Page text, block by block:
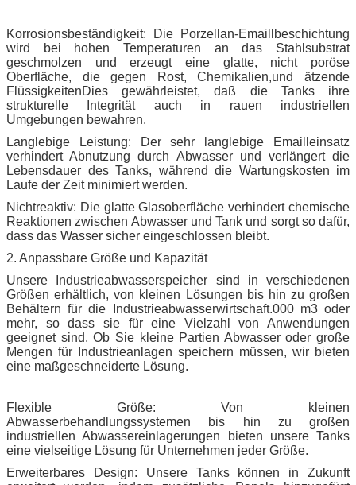
Korrosionsbeständigkeit: Die Porzellan-Emaillbeschichtung
wird bei hohen Temperaturen an das Stahlsubstrat
geschmolzen und erzeugt eine glatte, nicht poröse
Oberfläche, die gegen Rost, Chemikalien,und ätzende
FlüssigkeitenDies gewährleistet, daß die Tanks ihre
strukturelle Integrität auch in rauen industriellen
Umgebungen bewahren.
Langlebige Leistung: Der sehr langlebige Emailleinsatz
verhindert Abnutzung durch Abwasser und verlängert die
Lebensdauer des Tanks, während die Wartungskosten im
Laufe der Zeit minimiert werden.
Nichtreaktiv: Die glatte Glasoberfläche verhindert chemische
Reaktionen zwischen Abwasser und Tank und sorgt so dafür,
dass das Wasser sicher eingeschlossen bleibt.
2. Anpassbare Größe und Kapazität
Unsere Industrieabwasserspeicher sind in verschiedenen
Größen erhältlich, von kleinen Lösungen bis hin zu großen
Behältern für die Industrieabwasserwirtschaft.000 m3 oder
mehr, so dass sie für eine Vielzahl von Anwendungen
geeignet sind. Ob Sie kleine Partien Abwasser oder große
Mengen für Industrieanlagen speichern müssen, wir bieten
eine maßgeschneiderte Lösung.
Flexible Größe: Von kleinen
Abwasserbehandlungssystemen bis hin zu großen
industriellen Abwassereinlagerungen bieten unsere Tanks
eine vielseitige Lösung für Unternehmen jeder Größe.
Erweiterbares Design: Unsere Tanks können in Zukunft